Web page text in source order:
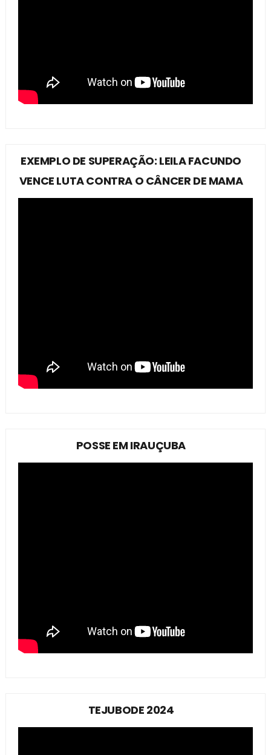
EXEMPLO DE SUPERAÇÃO: LEILA FACUNDO
VENCE LUTA CONTRA O CÂNCER DE MAMA
POSSE EM IRAUÇUBA
TEJUBODE 2024